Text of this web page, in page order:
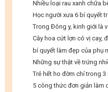
Nhiều loại rau xanh chữa
Học người xưa 6 bí quyết
Trong Đông y, kinh giới là
Cây hoa cứt lợn có vị cay,
bí quyết làm đẹp của phụ
Những sự thật về trứng
Trẻ hết ho đờm chỉ trong
5 công thức đơn giản làm